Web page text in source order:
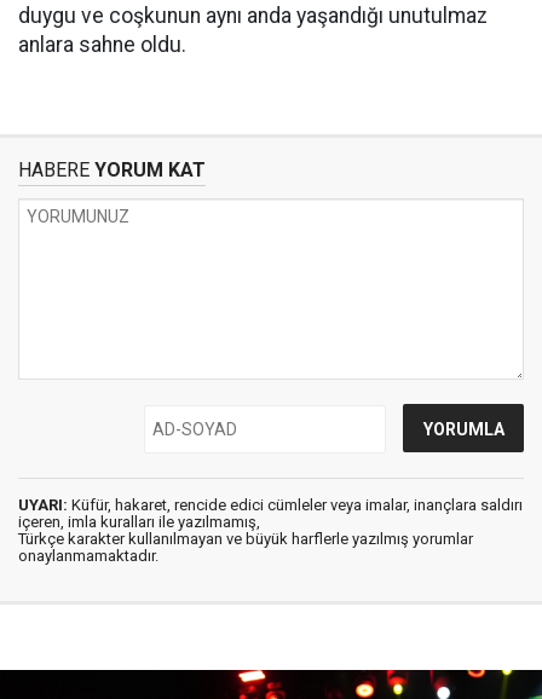
duygu ve coşkunun aynı anda yaşandığı unutulmaz
anlara sahne oldu.
HABERE YORUM KAT
UYARI: Küfür, hakaret, rencide edici cümleler veya imalar, inançlara saldırı
içeren, imla kuralları ile yazılmamış,
Türkçe karakter kullanılmayan ve büyük harflerle yazılmış yorumlar
onaylanmamaktadır.